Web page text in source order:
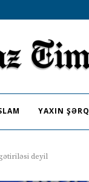
YAXIN ŞƏRQ
deyil